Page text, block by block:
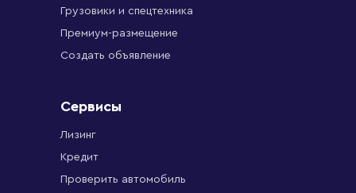
Грузовики и спецтехника
Премиум-размещение
Создать объявление
Сервисы
Лизинг
Кредит
Проверить автомобиль